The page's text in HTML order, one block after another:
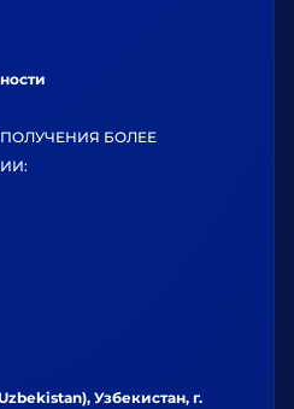
БОЛЕЕ
Узбекистан, г.